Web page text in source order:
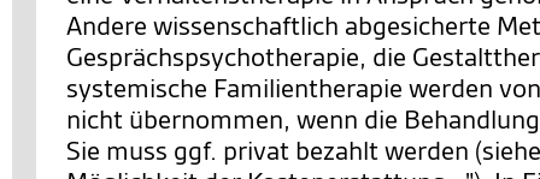
Andere wissenschaftlich abgesicherte
Gesprächspsychotherapie, die
systemische Familientherapie werden
nicht übernommen, wenn die
Sie muss ggf. privat bezahlt werden